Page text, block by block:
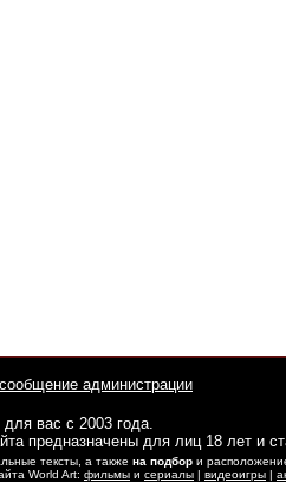
администрации
для вас с 2003 года.
предназначены для лиц 18 лет и
тексты, а также на подбор и
World Art: фильмы и сериалы | видеоигры |